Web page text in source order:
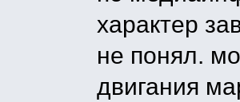
характер
не понял.
двигания